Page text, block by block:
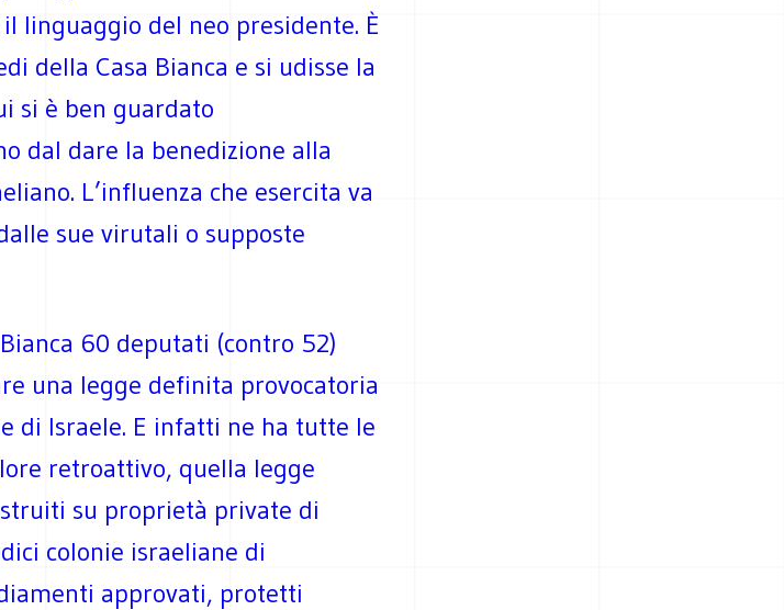
linguaggio del neo presidente. È
della Casa Bianca e si udisse la
si è ben guardato
dal dare la benedizione alla
L’influenza che esercita va
sue virutali o supposte
60 deputati (contro 52)
una legge definita provocatoria
di Israele. E infatti ne ha tutte le
retroattivo, quella legge
su proprietà private di
colonie israeliane di
approvati, protetti